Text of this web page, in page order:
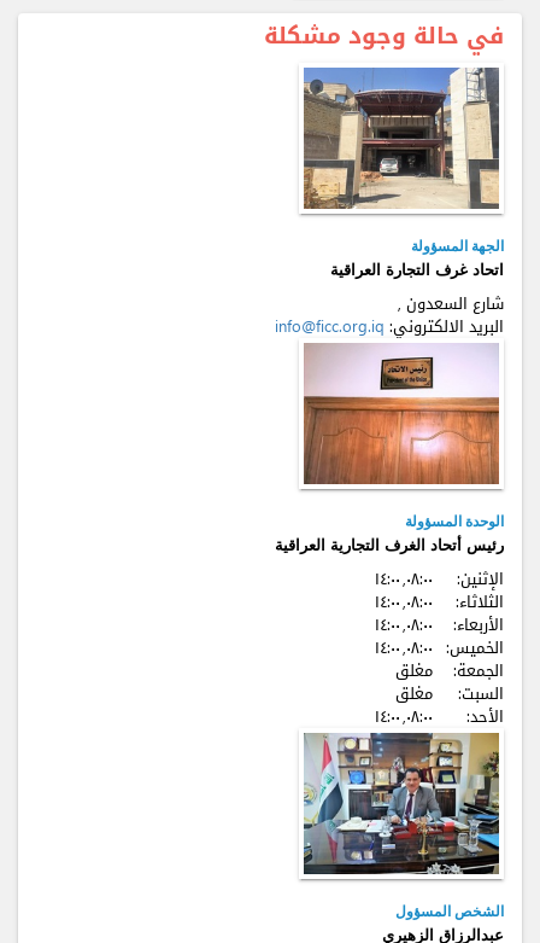
في حالة وجود مشكلة
الجهة المسؤولة
اتحاد غرف التجارة العراقية
شارع السعدون ,
البريد الالكتروني: info@ficc.org.iq
الوحدة المسؤولة
رئيس أتحاد الغرف التجارية العراقية
الإثنين: ٠٨:٠٠, ۱٤:٠٠
الثلاثاء: ٠٨:٠٠, ۱٤:٠٠
الأربعاء: ٠٨:٠٠, ۱٤:٠٠
الخميس: ٠٨:٠٠, ۱٤:٠٠
الجمعة: مغلق
السبت: مغلق
الأحد: ٠٨:٠٠, ۱٤:٠٠
الشخص المسؤول
عبدالرزاق الزهيري